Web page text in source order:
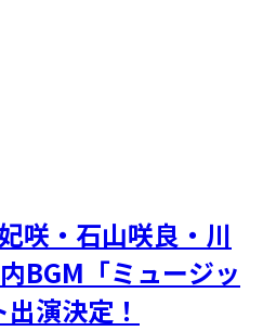
咲・石山咲良・川
BGM「ミュージッ
演決定！